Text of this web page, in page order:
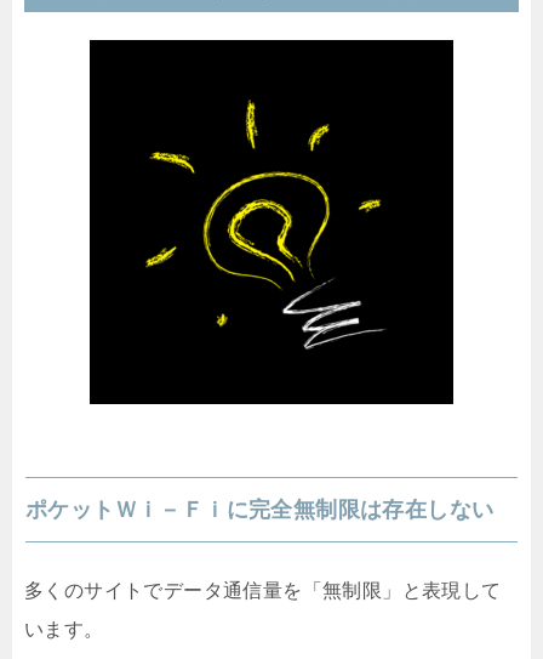
ポケットＷｉ－Ｆｉに完全無制限は存在しない
多くのサイトでデータ通信量を「無制限」と表現して
います。